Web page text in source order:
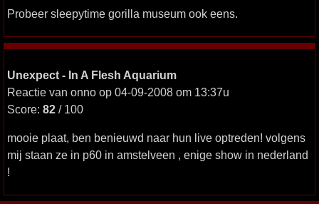
Probeer sleepytime gorilla museum ook eens.
Unexpect - In A Flesh Aquarium
Reactie van onno op 04-09-2008 om 13:37u
Score: 82 / 100
mooie plaat, ben benieuwd naar hun live optreden! volgens
mij staan ze in p60 in amstelveen , enige show in nederland
!